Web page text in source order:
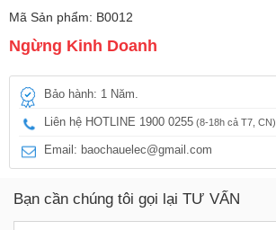
Mã Sản phẩm: B0012
Ngừng Kinh Doanh
Bảo hành: 1 Năm.
Liên hệ HOTLINE 1900 0255 (8-18h cả T7, CN)
Email: baochauelec@gmail.com
Bạn cần chúng tôi gọi lại TƯ VẤN